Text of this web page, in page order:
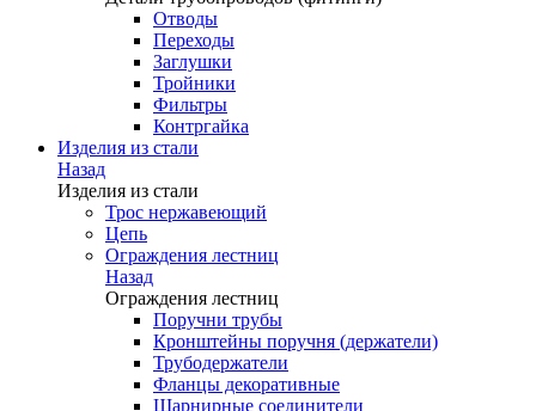
Отводы
Переходы
Заглушки
Тройники
Фильтры
Контргайка
Изделия из стали
Назад
Изделия из стали
Трос нержавеющий
Цепь
Ограждения лестниц
Назад
Ограждения лестниц
Поручни трубы
Кронштейны поручня (держатели)
Трубодержатели
Фланцы декоративные
Шарнирные соединители